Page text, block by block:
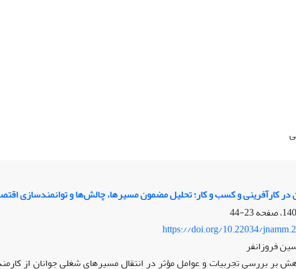
در کارآفرینی و کسب و کار؛ تحلیل مضمون مسیرها، چالش‌ها و توانمندسازی
23-44
https://doi.org/10.22034/
فروزانفر
بر بررسی تجربیات و عوامل مؤثر در انتقال مسیرهای شغلی جوانان از